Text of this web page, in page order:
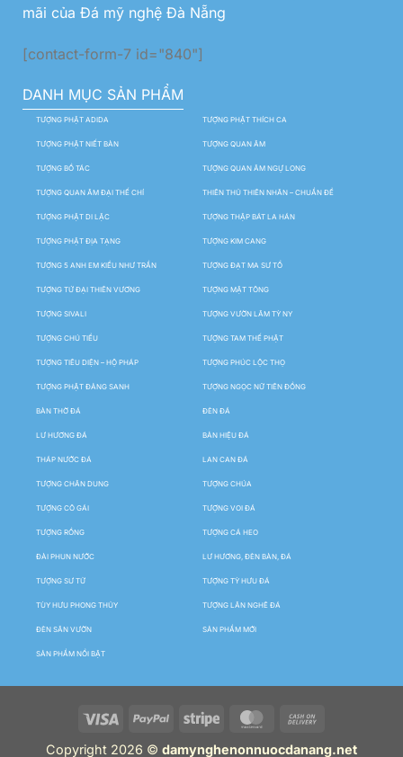
mãi của Đá mỹ nghệ Đà Nẵng
[contact-form-7 id="840"]
DANH MỤC SẢN PHẨM
TƯỢNG PHẬT ADIDA TƯỢNG PHẬT THÍCH CA
TƯỢNG PHẬT NIẾT BÀN TƯỢNG QUAN ÂM
TƯỢNG BỒ TÁC TƯỢNG QUAN ÂM NGỰ LONG
TƯỢNG QUAN ÂM ĐẠI THẾ CHÍ THIÊN THỦ THIÊN NHÃN – CHUẨN ĐỀ
TƯỢNG PHẬT DI LẶC TƯỢNG THẬP BÁT LA HÁN
TƯỢNG PHẬT ĐỊA TẠNG TƯỢNG KIM CANG
TƯỢNG 5 ANH EM KIỀU NHƯ TRẦN TƯỢNG ĐẠT MA SƯ TỔ
TƯỢNG TỨ ĐẠI THIÊN VƯƠNG TƯỢNG MẬT TÔNG
TƯỢNG SIVALI TƯỢNG VƯỜN LÂM TỲ NY
TƯỢNG CHÚ TIỂU TƯỢNG TAM THẾ PHẬT
TƯỢNG TIÊU DIỆN – HỘ PHÁP TƯỢNG PHÚC LỘC THỌ
TƯỢNG PHẬT ĐẢNG SANH TƯỢNG NGỌC NỮ TIÊN ĐỒNG
BÀN THỜ ĐÁ ĐÈN ĐÁ
LƯ HƯƠNG ĐÁ BẢN HIỆU ĐÁ
THÁP NƯỚC ĐÁ LAN CAN ĐÁ
TƯỢNG CHÂN DUNG TƯỢNG CHÚA
TƯỢNG CÔ GÁI TƯỢNG VOI ĐÁ
TƯỢNG RỒNG TƯỢNG CÁ HEO
ĐÀI PHUN NƯỚC LƯ HƯƠNG, ĐÈN BÀN, ĐÁ
TƯỢNG SƯ TỬ TƯỢNG TỲ HƯU ĐÁ
TÙY HƯU PHONG THỦY TƯỢNG LÂN NGHÊ ĐÁ
ĐÈN SÂN VƯỜN SẢN PHẨM MỚI
SẢN PHẨM NỔI BẬT
Copyright 2026 © damynghenonnuocdanang.net